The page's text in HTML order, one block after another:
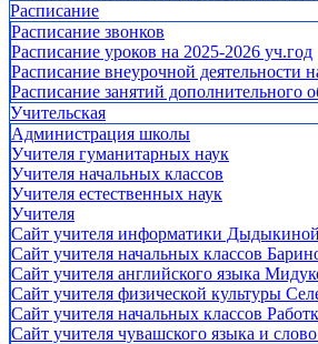
Расписание
Расписание звонков
Расписание уроков на 2025-2026 уч.год
Расписание внеурочной деятельности
Расписание занятий
Учительская
Администрация школы
Учителя гуманитарных наук
Учителя начальных классов
Учителя естественных наук
Учителя
Cайт учителя информатики
Сайт учителя начальных классов
Сайт учителя английского языка
Сайт учителя физической культуры
Сайт учителя начальных классов
Сайт учителя чувашского языка и